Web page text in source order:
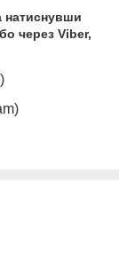
натиснувши
через Viber,